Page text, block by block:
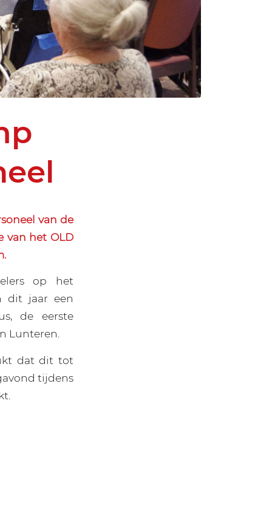
van de
van het OLD
op het
dit jaar een
de eerste
Lunteren.
dat dit tot
tijdens